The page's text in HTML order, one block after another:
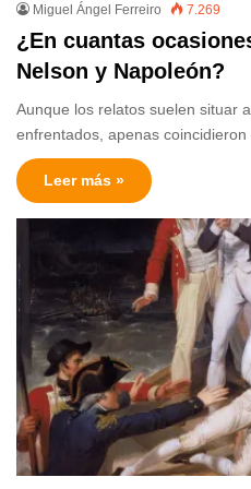
Miguel Ángel Ferreiro 7.269
¿En cuantas
Nelson y Napoleón?
Aunque los relatos suelen situar
enfrentados, apenas
Leer más »